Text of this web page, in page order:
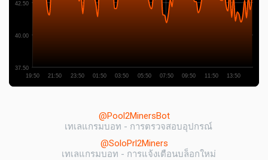
19:50 21:50 23:50 01:50 03:50 05:50 07:50 09:50 11:50 13:50
37.50
40.00
42.50
@Pool2MinersBot
เทเลแกรมบอท - การตรวจสอบอุปกรณ์
@SoloPrl2Miners
เทเลแกรมบอท - การแจ้งเตือนบล็อกใหม่